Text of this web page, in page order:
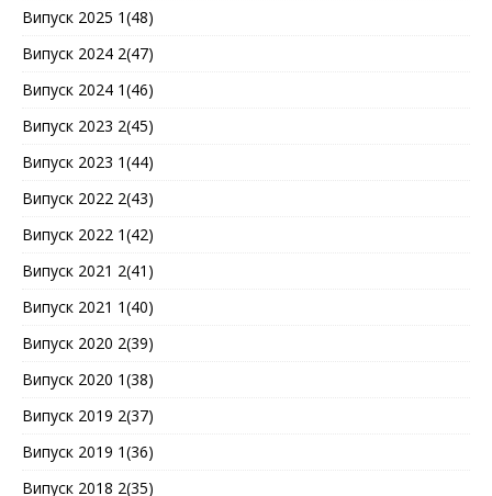
Випуск 2025 1(48)
Випуск 2024 2(47)
Випуск 2024 1(46)
Випуск 2023 2(45)
Випуск 2023 1(44)
Випуск 2022 2(43)
Випуск 2022 1(42)
Випуск 2021 2(41)
Випуск 2021 1(40)
Випуск 2020 2(39)
Випуск 2020 1(38)
Випуск 2019 2(37)
Випуск 2019 1(36)
Випуск 2018 2(35)